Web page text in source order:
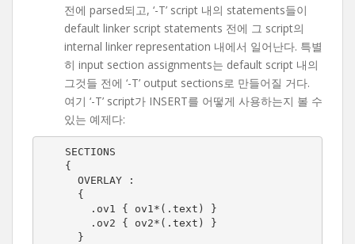
전에 parsed되고, ‘-T’ script 내의 statements들이
default linker script statements 전에 그 script의
internal linker representation 내에서 일어난다. 특별
히 input section assignments는 default script 내의
그것들 전에 ‘-T’ output sections로 만들어질 거다.
여기 ‘-T’ script가 INSERT를 어떻게 사용하는지 볼 수
있는 예제다:
SECTIONS
{